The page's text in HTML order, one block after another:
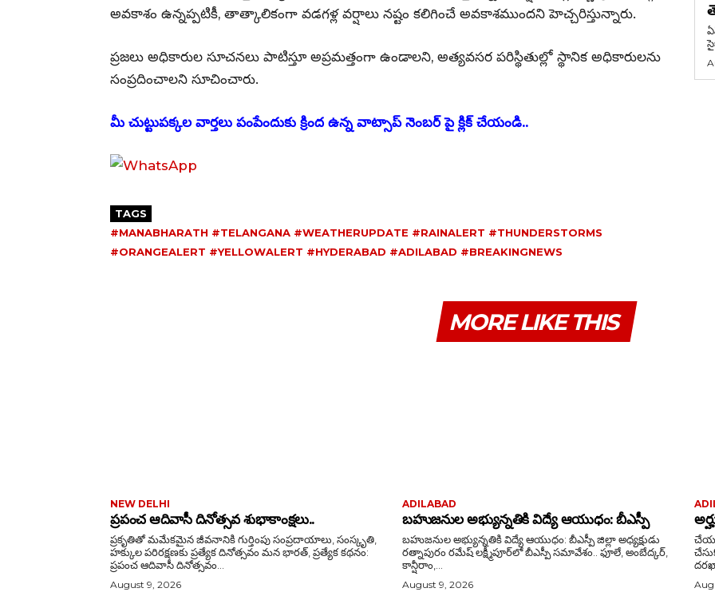
అవకాశం ఉన్నప్పటికీ, తాత్కాలికంగా వడగళ్ల వర్షాలు నష్టం కలిగించే అవకాశముందని హెచ్చరిస్తున్నారు.
ప్రజలు అధికారుల సూచనలు పాటిస్తూ అప్రమత్తంగా ఉండాలని, అత్యవసర పరిస్థితుల్లో స్థానిక అధికారులను
సంప్రదించాలని సూచించారు.
మీ చుట్టుపక్కల వార్తలు పంపేందుకు క్రింద ఉన్న వాట్సాప్ నెంబర్ పై క్లిక్ చేయండి..
TAGS
#MANABHARATH #TELANGANA #WEATHERUPDATE #RAINALERT #THUNDERSTORMS
#ORANGEALERT #YELLOWALERT #HYDERABAD #ADILABAD #BREAKINGNEWS
MORE LIKE THIS
NEW DELHI
ప్రపంచ ఆదివాసీ దినోత్సవ శుభాకాంక్షలు..
ప్రకృతితో మమేకమైన జీవనానికి గుర్తింపు సంప్రదాయాలు, సంస్కృతి,
హక్కుల పరిరక్షణకు ప్రత్యేక దినోత్సవం మన భారత్, ప్రత్యేక కథనం:
ప్రపంచ ఆదివాసీ దినోత్సవం...
August 9, 2026
ADILABAD
బహుజనుల అభ్యున్నతికి విద్యే ఆయుధం: బీఎస్పీ
బహుజనుల అభ్యున్నతికి విద్యే ఆయుధం: బీఎస్పీ జిల్లా అధ్యక్షుడు
రత్నాపురం రమేష్ లక్ష్మీపూర్‌లో బీఎస్పీ సమావేశం.. ఫూలే, అంబేద్కర్,
కాన్షీరాం,...
August 9, 2026
చేసుకోవాలి ఇప్పటికే